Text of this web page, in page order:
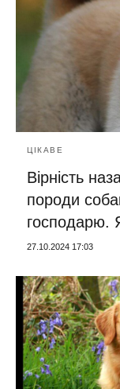
ЦІКАВЕ
Вірність
породи
господарю.
27.10.2024 17:03